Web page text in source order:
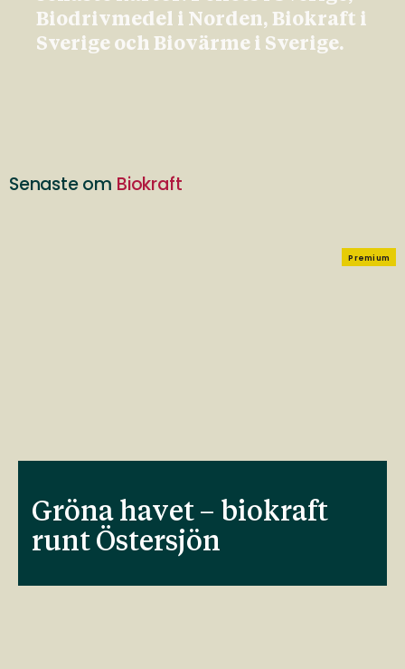
Biodrivmedel i Norden, Biokraft i
Sverige och Biovärme i Sverige.
Senaste om Biokraft
Premium
Gröna havet – biokraft
runt Östersjön